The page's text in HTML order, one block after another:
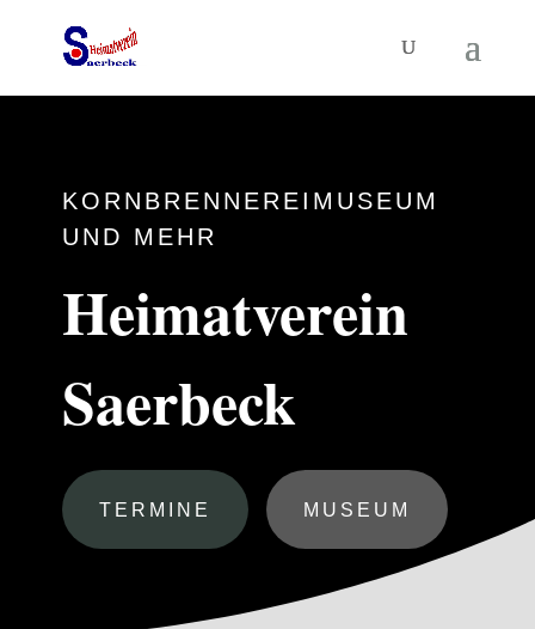
KORNBRENNEREIMUSEUM
UND MEHR
Heimatverein
Saerbeck
TERMINE MUSEUM